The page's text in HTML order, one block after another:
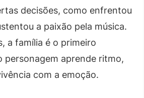
decisões, como enfrentou
a paixão pela música.
a família é o primeiro
personagem aprende ritmo,
com a emoção.